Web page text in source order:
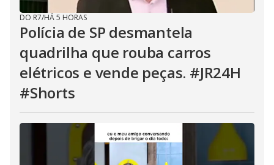
DO R7/HÁ 5 HORAS
Polícia de SP desmantela
quadrilha que rouba carros
elétricos e vende peças. #JR24H
#Shorts